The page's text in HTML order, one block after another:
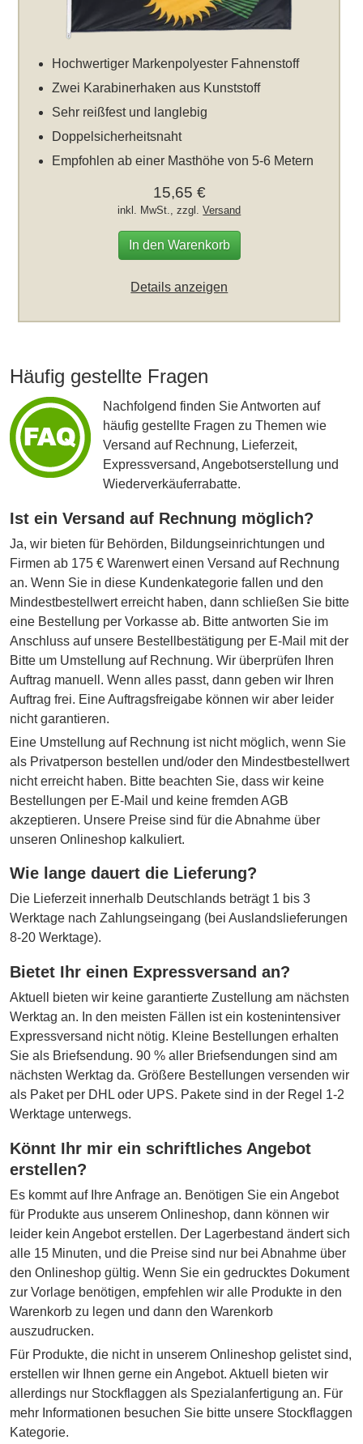
Hochwertiger Markenpolyester Fahnenstoff
Zwei Karabinerhaken aus Kunststoff
Sehr reißfest und langlebig
Doppelsicherheitsnaht
Empfohlen ab einer Masthöhe von 5-6 Metern
15,65 €
inkl. MwSt., zzgl.Versand
In den Warenkorb
Details anzeigen
Häufig gestellte Fragen
Nachfolgend finden Sie Antworten auf
häufig gestellte Fragen zu Themen wie
Versand auf Rechnung, Lieferzeit,
Expressversand, Angebotserstellung und
Wiederverkäuferrabatte.
Ist ein Versand auf Rechnung möglich?
Ja, wir bieten für Behörden, Bildungseinrichtungen und
Firmen ab 175 € Warenwert einen Versand auf Rechnung
an. Wenn Sie in diese Kundenkategorie fallen und den
Mindestbestellwert erreicht haben, dann schließen Sie bitte
eine Bestellung per Vorkasse ab. Bitte antworten Sie im
Anschluss auf unsere Bestellbestätigung per E-Mail mit der
Bitte um Umstellung auf Rechnung. Wir überprüfen Ihren
Auftrag manuell. Wenn alles passt, dann geben wir Ihren
Auftrag frei. Eine Auftragsfreigabe können wir aber leider
nicht garantieren.
Eine Umstellung auf Rechnung ist nicht möglich, wenn Sie
als Privatperson bestellen und/oder den Mindestbestellwert
nicht erreicht haben. Bitte beachten Sie, dass wir keine
Bestellungen per E-Mail und keine fremden AGB
akzeptieren. Unsere Preise sind für die Abnahme über
unseren Onlineshop kalkuliert.
Wie lange dauert die Lieferung?
Die Lieferzeit innerhalb Deutschlands beträgt 1 bis 3
Werktage nach Zahlungseingang (bei Auslandslieferungen
8-20 Werktage).
Bietet Ihr einen Expressversand an?
Aktuell bieten wir keine garantierte Zustellung am nächsten
Werktag an. In den meisten Fällen ist ein kostenintensiver
Expressversand nicht nötig. Kleine Bestellungen erhalten
Sie als Briefsendung. 90 % aller Briefsendungen sind am
nächsten Werktag da. Größere Bestellungen versenden wir
als Paket per DHL oder UPS. Pakete sind in der Regel 1-2
Werktage unterwegs.
Könnt Ihr mir ein schriftliches Angebot
erstellen?
Es kommt auf Ihre Anfrage an. Benötigen Sie ein Angebot
für Produkte aus unserem Onlineshop, dann können wir
leider kein Angebot erstellen. Der Lagerbestand ändert sich
alle 15 Minuten, und die Preise sind nur bei Abnahme über
den Onlineshop gültig. Wenn Sie ein gedrucktes Dokument
zur Vorlage benötigen, empfehlen wir alle Produkte in den
Warenkorb zu legen und dann den Warenkorb
auszudrucken.
Für Produkte, die nicht in unserem Onlineshop gelistet sind,
erstellen wir Ihnen gerne ein Angebot. Aktuell bieten wir
allerdings nur Stockflaggen als Spezialanfertigung an. Für
mehr Informationen besuchen Sie bitte unsere Stockflaggen
Kategorie.